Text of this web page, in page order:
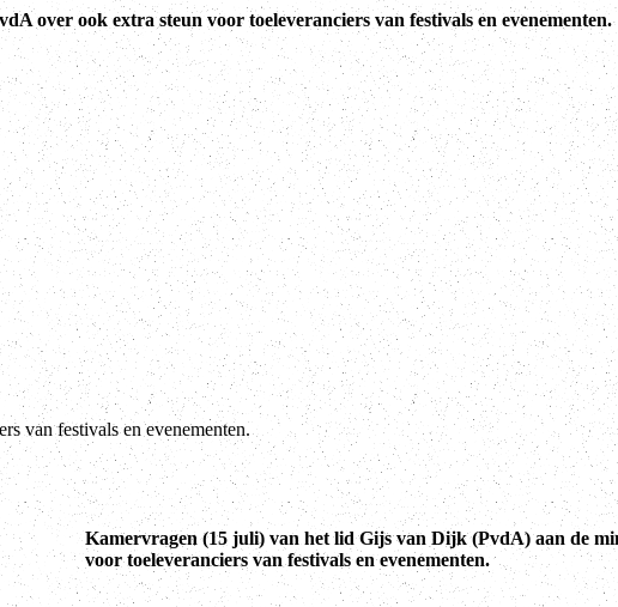
over ook extra steun voor toeleveranciers van festivals en evenementen.
van festivals en evenementen.
Kamervragen (15 juli) van het lid Gijs van Dijk (PvdA) aan de
voor toeleveranciers van festivals en evenementen.